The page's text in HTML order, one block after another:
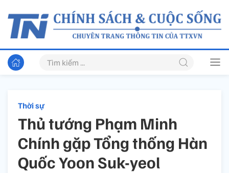
Thời sự
Thủ tướng Phạm Minh
Chính gặp Tổng thống Hàn
Quốc Yoon Suk-yeol